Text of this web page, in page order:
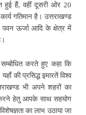
हुई हैं, वहीं दूसरी ओर 20
गतिमान है। उत्तराखण्ड
पवन ऊर्जा आदि के क्षेत्र में
करते हुए कहा कि
की प्रसिद्ध इमारतें विश्व
भी अपने शहरों का
करने हेतु आपके साथ सहयोग
का लाभ उठाया जा